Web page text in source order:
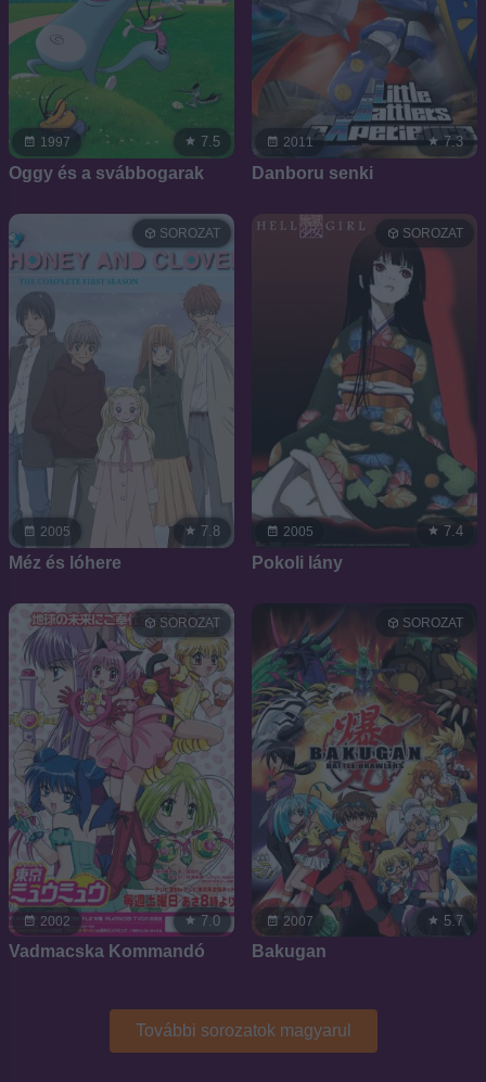
1997 7.5
Oggy és a svábbogarak
2011 7.3
Danboru senki
2005
SOROZAT
7.8
Méz és lóhere
2005
SOROZAT
7.4
Pokoli lány
2002
SOROZAT
7.0
Vadmacska Kommandó
2007
SOROZAT
5.7
Bakugan
További sorozatok magyarul